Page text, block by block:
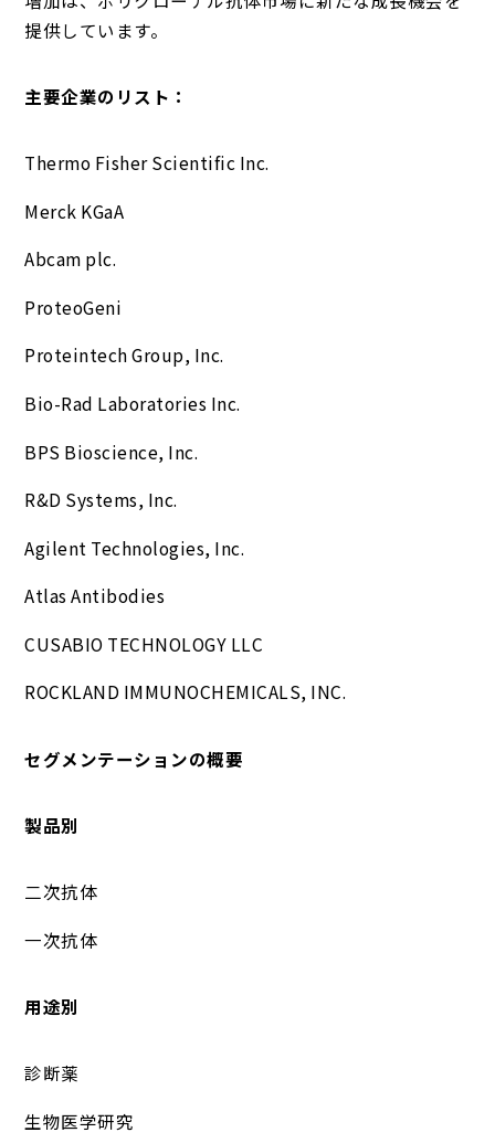
提供しています。
主要企業のリスト：
Thermo Fisher Scientific Inc.
Merck KGaA
Abcam plc.
ProteoGeni
Proteintech Group, Inc.
Bio-Rad Laboratories Inc.
BPS Bioscience, Inc.
R&D Systems, Inc.
Agilent Technologies, Inc.
Atlas Antibodies
CUSABIO TECHNOLOGY LLC
ROCKLAND IMMUNOCHEMICALS, INC.
セグメンテーションの概要
製品別
二次抗体
一次抗体
用途別
診断薬
生物医学研究